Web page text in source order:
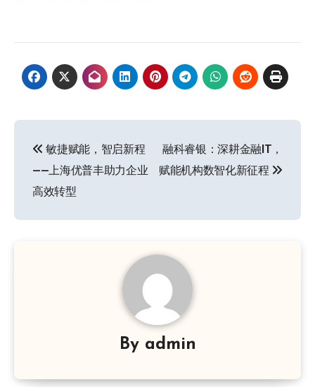
导
航
敏捷赋能，智启新程
——上海优普丰助力企业
高效转型
融科睿银：深耕金融IT，
赋能机构数智化新征程
By admin